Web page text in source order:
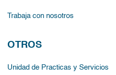
Trabaja con nosotros
OTROS
Unidad de Practicas y Servicios